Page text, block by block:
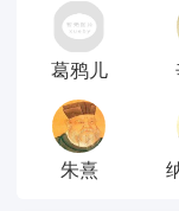
葛鸦儿
朱熹